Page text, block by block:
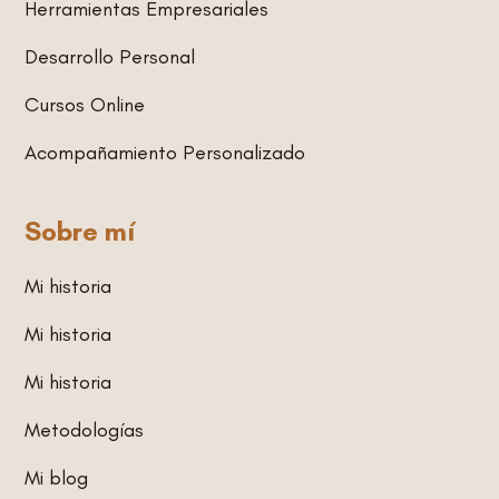
r
m
i
n
p
p
Herramientas Empresariales
Desarrollo Personal
Cursos Online
Acompañamiento Personalizado
Sobre mí
Mi historia
Mi historia
Mi historia
Metodologías
Mi blog